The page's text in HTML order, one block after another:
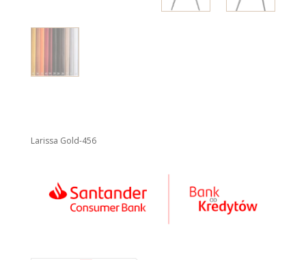
Larissa Gold-456